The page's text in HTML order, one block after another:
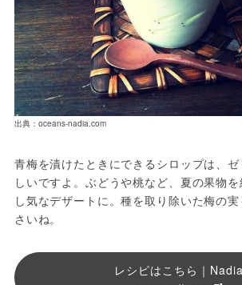
出典：oceans-nadia.com
青梅を漬けたときにできるシロップは、
しいですよ。ぶどうや桃など、夏の果物
し気なデザートに。種を取り除いた梅の
さいね。
レシピはこちら｜Nadia